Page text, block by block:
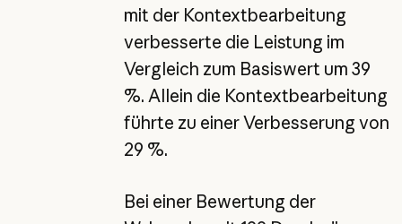
mit der Kontextbearbeitung
verbesserte die Leistung im
Vergleich zum Basiswert um 39
%. Allein die Kontextbearbeitung
führte zu einer Verbesserung von
29 %.
Bei einer Bewertung der